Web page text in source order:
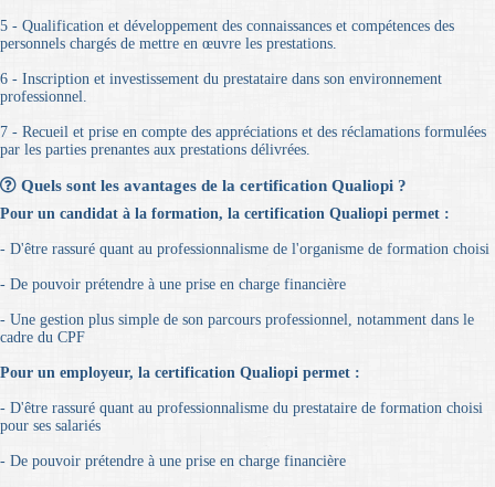
5 - Qualification et développement des connaissances et compétences des
personnels chargés de mettre en œuvre les prestations.
6 - Inscription et investissement du prestataire dans son environnement
professionnel.
7 - Recueil et prise en compte des appréciations et des réclamations formulées
par les parties prenantes aux prestations délivrées.
Quels sont les avantages de la certification Qualiopi ?
Pour un candidat à la formation, la certification Qualiopi permet :
- D'être rassuré quant au professionnalisme de l'organisme de formation choisi
- De pouvoir prétendre à une prise en charge financière
- Une gestion plus simple de son parcours professionnel, notamment dans le
cadre du CPF
Pour un employeur, la certification Qualiopi permet :
- D'être rassuré quant au professionnalisme du prestataire de formation choisi
pour ses salariés
- De pouvoir prétendre à une prise en charge financière